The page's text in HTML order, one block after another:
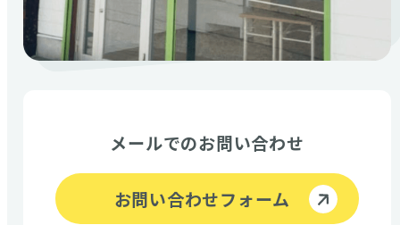
メールでのお問い合わせ
お問い合わせフォーム